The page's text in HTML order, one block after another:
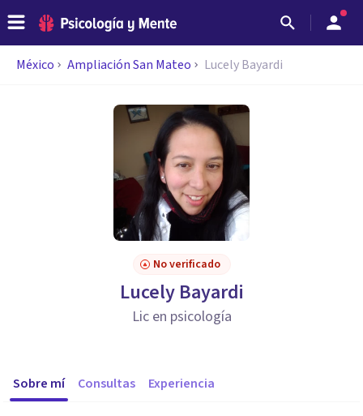
México Ampliación San Mateo Lucely Bayardi
No verificado
Lucely Bayardi
Lic en psicología
Sobre mí Consultas Experiencia